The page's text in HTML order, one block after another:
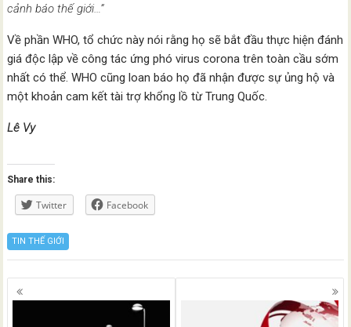
cảnh báo thế giới…”
Về phần WHO, tổ chức này nói rằng họ sẽ bắt đầu thực hiện đánh
giá độc lập về công tác ứng phó virus corona trên toàn cầu sớm
nhất có thể. WHO cũng loan báo họ đã nhận được sự ủng hộ và
một khoản cam kết tài trợ khổng lồ từ Trung Quốc.
Lê Vy
Share this:
Twitter Facebook
TIN THẾ GIỚI
Posts
navigation